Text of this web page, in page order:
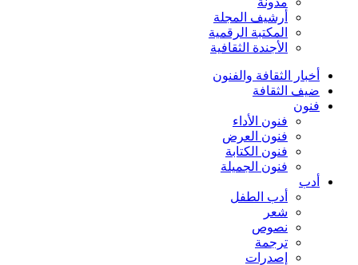
أرشيف المجلة
المكتبة الرقمية
الأجندة الثقافية
أخبار الثقافة والفنون
ضيف الثقافة
فنون
فنون الأداء
فنون العرض
فنون الكتابة
فنون الجميلة
أدب
أدب الطفل
شعر
نصوص
ترجمة
إصدرات